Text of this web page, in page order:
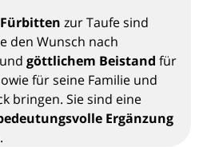
zur Taufe sind
den Wunsch nach
göttlichem Beistand für
für seine Familie und
bringen. Sie sind eine
Ergänzung